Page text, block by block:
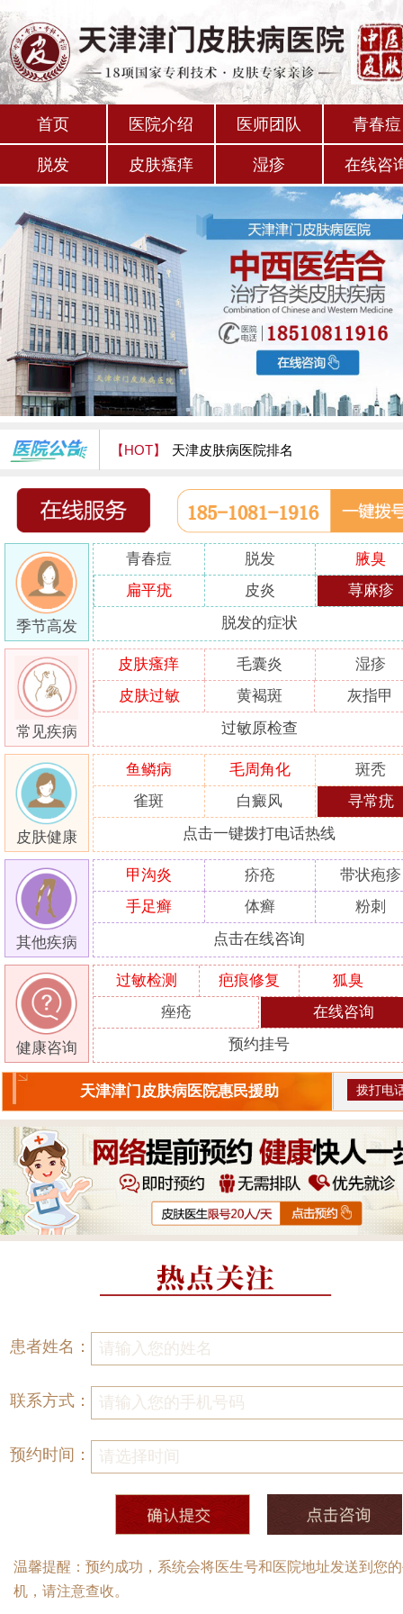
首页 医院介绍 医师团队 青春痘
脱发 皮肤瘙痒 湿疹 在线咨
【HOT】 天津皮肤病医院排名
天津津门皮肤病医院怎么样
季节高发
青春痘 脱发
腋臭
扁平疣
皮炎 荨麻疹
脱发的症状
常见疾病
皮肤瘙痒 毛囊炎
湿疹
皮肤过敏
黄褐斑 灰指甲
过敏原检查
皮肤健康
鱼鳞病 毛周角化
斑秃
雀斑
白癜风 寻常疣
点击一键拨打电话热线
其他疾病
甲沟炎 疥疮
带状疱疹
手足癣
体癣 粉刺
点击在线咨询
健康咨询
过敏检测 疤痕修复
狐臭
痤疮
在线咨询
预约挂号
天津津门皮肤病医院惠民援助 拨打电
患者姓名：
联系方式：
预约时间：
温馨提醒：预约成功，系统会将医生号和医院地址发送到您
机，请注意查收。